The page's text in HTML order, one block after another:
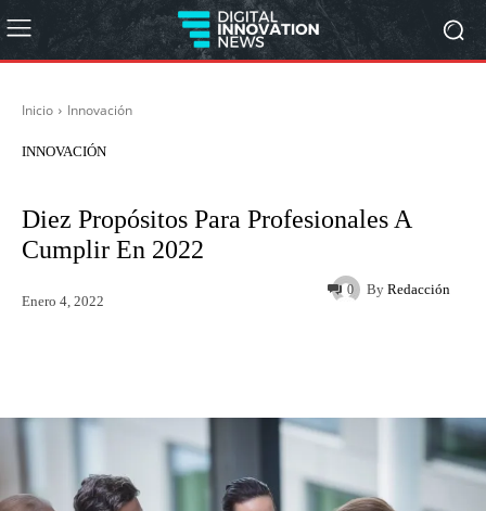
Inicio Innovación
INNOVACIÓN
Diez Propósitos Para Profesionales A
Cumplir En 2022
By Redacción
Enero 4, 2022
0